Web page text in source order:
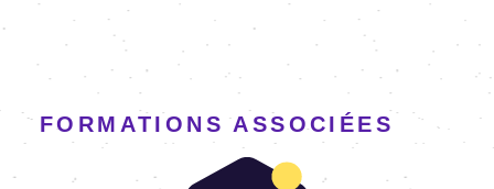
FORMATIONS ASSOCIÉES